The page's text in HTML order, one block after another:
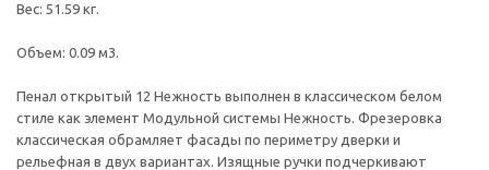
Вес: 51.59 кг.
Объем: 0.09 м3.
Пенал открытый 12 Нежность выполнен в классическом белом
стиле как элемент Модульной системы Нежность. Фрезеровка
классическая обрамляет фасады по периметру дверки и
рельефная в двух вариантах. Изящные ручки подчеркивают